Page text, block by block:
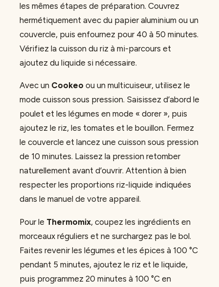
les mêmes étapes de préparation. Couvrez
hermétiquement avec du papier aluminium ou un
couvercle, puis enfournez pour 40 à 50 minutes.
Vérifiez la cuisson du riz à mi-parcours et
ajoutez du liquide si nécessaire.
Avec un Cookeo ou un multicuiseur, utilisez le
mode cuisson sous pression. Saisissez d’abord le
poulet et les légumes en mode « dorer », puis
ajoutez le riz, les tomates et le bouillon. Fermez
le couvercle et lancez une cuisson sous pression
de 10 minutes. Laissez la pression retomber
naturellement avant d’ouvrir. Attention à bien
respecter les proportions riz-liquide indiquées
dans le manuel de votre appareil.
Pour le Thermomix, coupez les ingrédients en
morceaux réguliers et ne surchargez pas le bol.
Faites revenir les légumes et les épices à 100 °C
pendant 5 minutes, ajoutez le riz et le liquide,
puis programmez 20 minutes à 100 °C en